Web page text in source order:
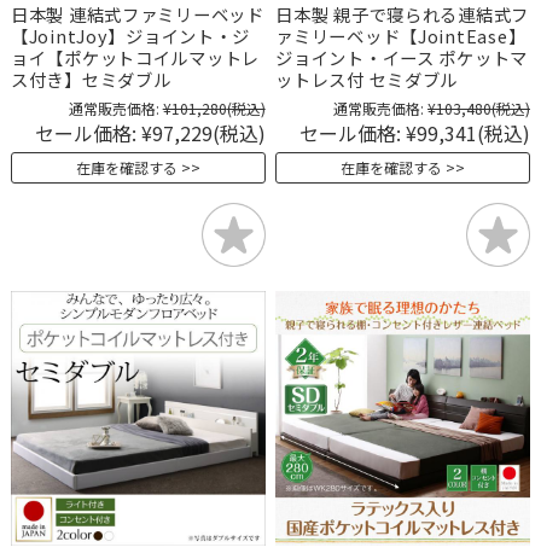
日本製 連結式ファミリーベッド
【JointJoy】ジョイント・ジ
ョイ【ポケットコイルマットレ
ス付き】セミダブル
通常販売価格: ¥101,280(税込)
セール価格: ¥97,229(税込)
在庫を確認する
日本製 親子で寝られる連結式フ
ァミリーベッド【JointEase】
ジョイント・イース ポケットマ
ットレス付 セミダブル
通常販売価格: ¥103,480(税込)
セール価格: ¥99,341(税込)
在庫を確認する